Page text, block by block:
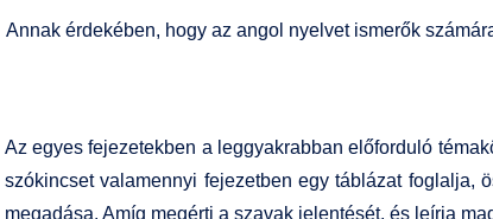
Annak érdekében, hogy az angol nyelvet ismerők
Az egyes fejezetekben a leggyakrabban előforduló
szókincset valamennyi fejezetben egy táblázat foglalja,
megadása. Amíg megérti a szavak jelentését, és leírja